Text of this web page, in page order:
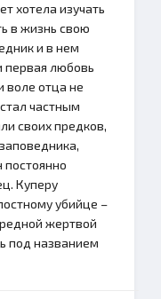
хотела изучать
в жизнь свою
и в нем
первая любовь
воле отца не
частным
своих предков,
постоянно
Куперу
убийце –
жертвой
под названием